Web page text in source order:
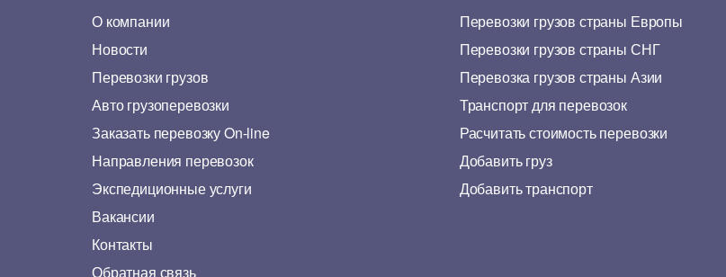
О компании
Новости
Перевозки грузов
Авто грузоперевозки
Заказать перевозку On-line
Направления перевозок
Экспедиционные услуги
Вакансии
Контакты
Обратная связь
Перевозки грузов страны Европы
Перевозки грузов страны СНГ
Перевозка грузов страны Азии
Транспорт для перевозок
Расчитать стоимость перевозки
Добавить груз
Добавить транспорт